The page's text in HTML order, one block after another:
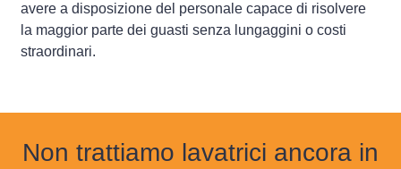
avere a disposizione del personale capace di risolvere
la maggior parte dei guasti senza lungaggini o costi
straordinari.
Non trattiamo lavatrici ancora in